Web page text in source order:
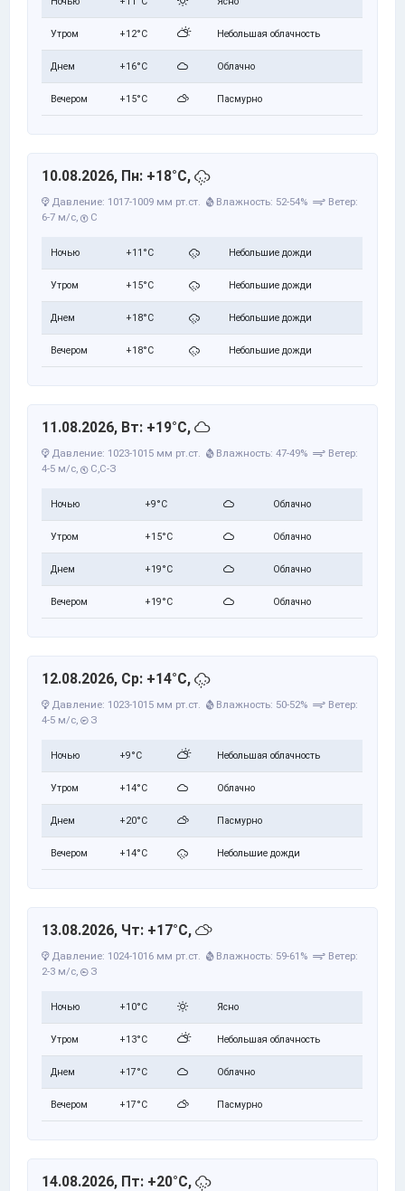
Утром +12°C Небольшая облачность
Днем +16°C Облачно
Вечером +15°C Пасмурно
10.08.2026, Пн: +18°C,
Давление: 1017-1009 мм рт.ст. Влажность: 52-54%
Ветер:
6-7 м/с, С
Ночью +11°C Небольшие дожди
Утром +15°C Небольшие дожди
Днем +18°C Небольшие дожди
Вечером +18°C Небольшие дожди
11.08.2026, Вт: +19°C,
Давление: 1023-1015 мм рт.ст. Влажность: 47-49%
Ветер:
4-5 м/с, С,С-З
Ночью +9°C Облачно
Утром +15°C Облачно
Днем +19°C Облачно
Вечером +19°C Облачно
12.08.2026, Ср: +14°C,
Давление: 1023-1015 мм рт.ст. Влажность: 50-52%
Ветер:
4-5 м/с, З
Ночью +9°C Небольшая облачность
Утром +14°C Облачно
Днем +20°C Пасмурно
Вечером +14°C Небольшие дожди
13.08.2026, Чт: +17°C,
Давление: 1024-1016 мм рт.ст. Влажность: 59-61%
Ветер:
2-3 м/с, З
Ночью +10°C Ясно
Утром +13°C Небольшая облачность
Днем +17°C Облачно
Вечером +17°C Пасмурно
14.08.2026, Пт: +20°C,